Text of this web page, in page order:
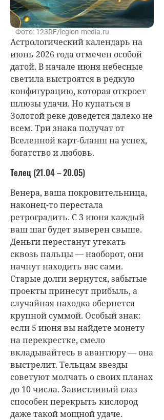
Фото: 123RF/legion-media.ru
Астрологический календарь на
июнь 2026 года отмечен особой
датой. В начале июня небесные
светила выстроятся в редкую
конфигурацию, которая откроет
шлюзы удачи. Но купаться в
Золотой реке доведется далеко не
всем. Три знака получат от
Вселенной карт-бланш на успех,
богатство и любовь.
Телец (21.04 – 20.05)
Венера, ваша покровительница,
наконец-то перестала
ретроградить. С 3 июня каждый
ваш шаг будет выверен свыше.
Деньги перестанут утекать
сквозь пальцы — наоборот, они
начнут находить вас сами.
Старые долги вернутся, забытые
проекты принесут прибыль, а
случайная находка обернется
крупной суммой. Особый знак:
если 5 июня вы найдете монету
на перекрестке, смело
вкладывайтесь в авантюру — она
выстрелит. Тельцам звезды
советуют молчать о своих планах
до 10 числа. Завистливый глаз
способен перекрыть кислород
даже такой мощной удаче.